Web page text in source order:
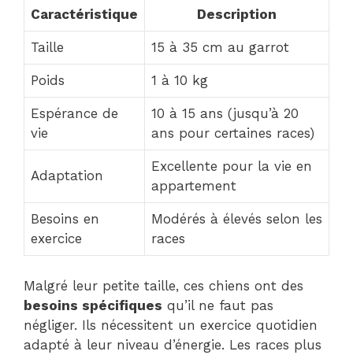
Caractéristique Description
Taille 15 à 35 cm au garrot
Poids 1 à 10 kg
Espérance de
vie
10 à 15 ans (jusqu’à 20
ans pour certaines races)
Adaptation
Excellente pour la vie en
appartement
Besoins en
exercice
Modérés à élevés selon les
races
Malgré leur petite taille, ces chiens ont des
besoins spécifiques qu’il ne faut pas
négliger. Ils nécessitent un exercice quotidien
adapté à leur niveau d’énergie. Les races plus